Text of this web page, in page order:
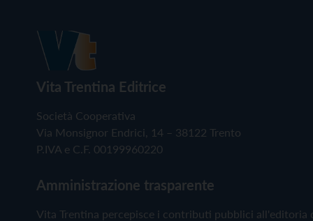
Vita Trentina Editrice
Società Cooperativa
Via Monsignor Endrici, 14 – 38122 Trento
P.IVA e C.F. 00199960220
Amministrazione trasparente
Vita Trentina percepisce i contributi pubblici all'editoria